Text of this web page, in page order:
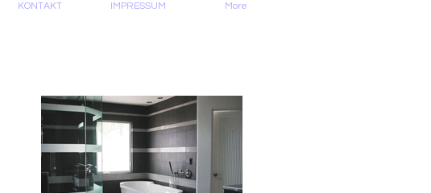
KONTAKT IMPRESSUM More